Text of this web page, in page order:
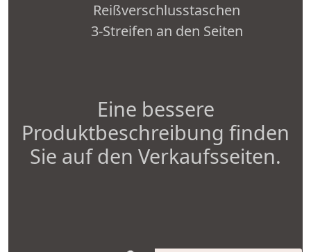
Reißverschlusstaschen
3-Streifen an den Seiten
Eine bessere
Produktbeschreibung finden
Sie auf den Verkaufsseiten.